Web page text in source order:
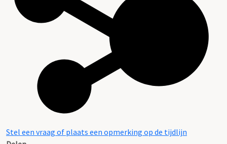
Stel een vraag of plaats een opmerking op de tijdlijn